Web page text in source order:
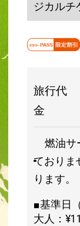
ジカルチ
旅行代
金
燃油サ
ておりま
ります。
■基準日
大人：